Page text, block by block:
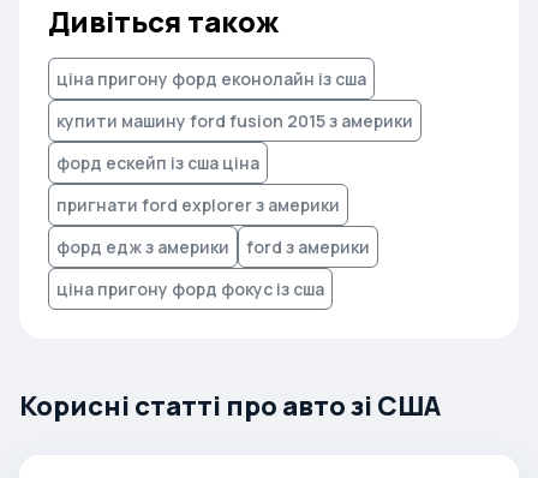
Дивіться також
ціна пригону форд еконолайн із сша
купити машину ford fusion 2015 з америки
форд ескейп із сша ціна
пригнати ford explorer з америки
форд едж з америки
ford з америки
ціна пригону форд фокус із сша
Корисні статті про авто зі США